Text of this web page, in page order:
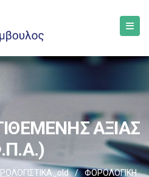
ΑΞΙΑΣ
/
ΦΟΡΟΛΟΓΙΚΗ